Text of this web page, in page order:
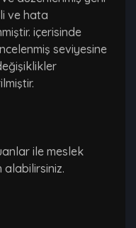
ve hata
içerisinde
seviyesine
ile meslek
alabilirsiniz.